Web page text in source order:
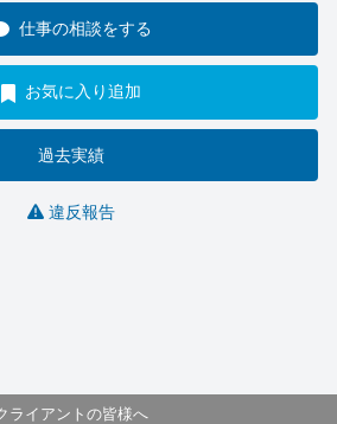
仕事の相談をする
お気に入り追加
過去実績
違反報告
ライアントの皆様へ